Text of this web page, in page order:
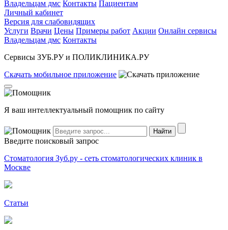
Владельцам дмс Контакты Пациентам
Личный кабинет
Версия для слабовидящих
Услуги Врачи Цены Примеры работ Акции Онлайн сервисы
Владельцам дмс Контакты
Сервисы ЗУБ.РУ и ПОЛИКЛИНИКА.РУ
Скачать мобильное приложение
Я ваш интеллектуальный помощник по сайту
Введите поисковый запрос
Стоматология Зуб.ру - сеть стоматологических клиник в
Москве
Статьи